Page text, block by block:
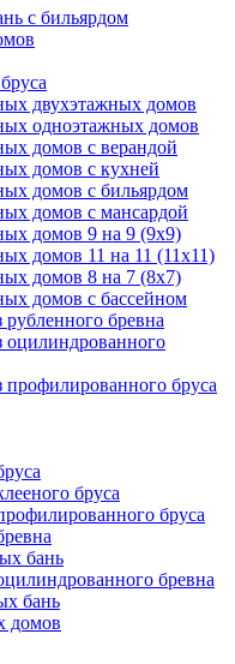
с бильярдом
двухэтажных домов
одноэтажных домов
домов с верандой
домов с кухней
домов с бильярдом
домов с мансардой
домов 9 на 9 (9x9)
домов 11 на 11 (11x11)
домов 8 на 7 (8x7)
домов с бассейном
бревна
бруса
бруса
бруса
бань
бревна
бань
домов